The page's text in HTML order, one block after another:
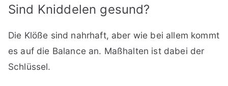
Sind Kniddelen gesund?
Die Klöße sind nahrhaft, aber wie bei allem kommt
es auf die Balance an. Maßhalten ist dabei der
Schlüssel.